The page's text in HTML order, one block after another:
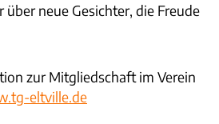
neue Gesichter, die Freude
zur Mitgliedschaft im Verein
eltville.de